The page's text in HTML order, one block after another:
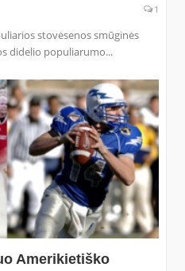
1
stovėsenos smūginės
didelio populiarumo...
Amerikietiško